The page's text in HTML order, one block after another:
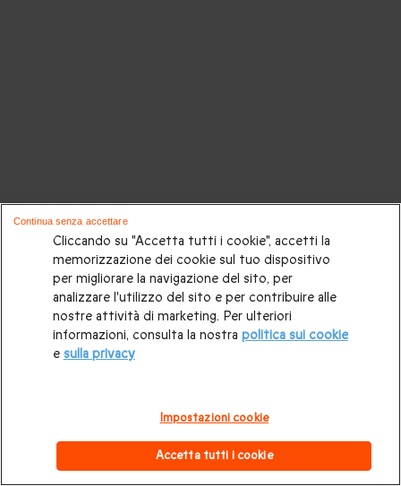
Cliccando su "Accetta tutti i cookie", accetti la
memorizzazione dei cookie sul tuo dispositivo
per migliorare la navigazione del sito, per
analizzare l'utilizzo del sito e per contribuire alle
nostre attività di marketing. Per ulteriori
informazioni, consulta la nostra politica sui cookie
e sulla privacy
Impostazioni cookie
Accetta tutti i cookie
Continua senza accettare